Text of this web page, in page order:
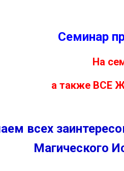
Семинар
На
а также ВСЕ
всех
Магического